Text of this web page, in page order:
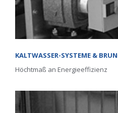
KALTWASSER-SYSTEME &
Höchtmaß an Energieeffizienz